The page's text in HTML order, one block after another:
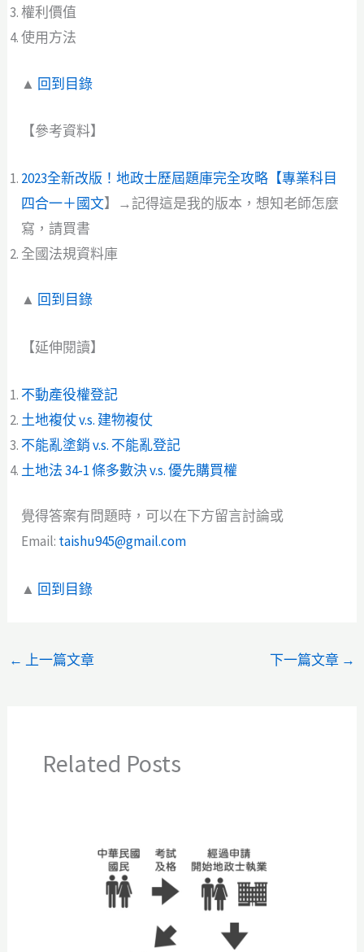
權利價值
使用方法
▲ 回到目錄
【參考資料】
2023全新改版！地政士歷屆題庫完全攻略【專業科目
四合一＋國文】→記得這是我的版本，想知老師怎麼
寫，請買書
全國法規資料庫
▲ 回到目錄
【延伸閱讀】
不動產役權登記
土地複仗 v.s. 建物複仗
不能亂塗銷 v.s. 不能亂登記
土地法 34-1 條多數決 v.s. 優先購買權
覺得答案有問題時，可以在下方留言討論或
Email: taishu945@gmail.com
▲ 回到目錄
← 上一篇文章 下一篇文章 →
Related Posts